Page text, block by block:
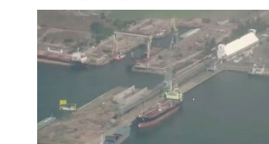
шоке от ответа Москвы на
"операцию принуждения"
«Начнутся серьезные
проблемы»: эксперт раскрыл,
когда ослабнут атаки БПЛА
ВСУ